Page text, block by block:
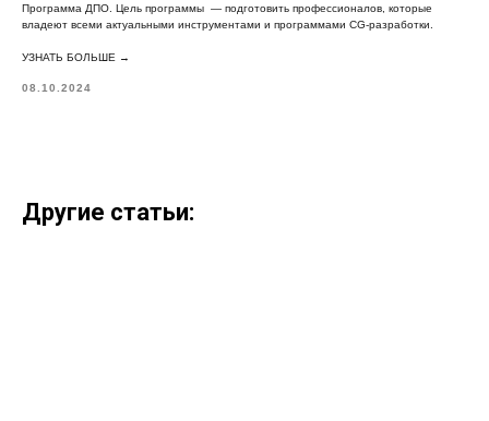
Программа ДПО. Цель программы — подготовить профессионалов, которые
владеют всеми актуальными инструментами и программами CG-разработки.
УЗНАТЬ БОЛЬШЕ →
08.10.2024
Другие статьи: